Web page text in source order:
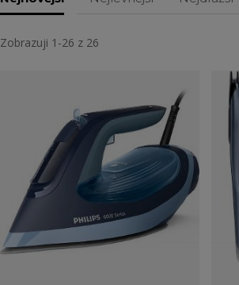
Zobrazuji 1-26 z 26